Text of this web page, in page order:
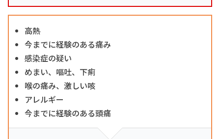
高熱
今までに経験のある痛み
感染症の疑い
めまい、嘔吐、下痢
喉の痛み、激しい咳
アレルギー
今までに経験のある頭痛